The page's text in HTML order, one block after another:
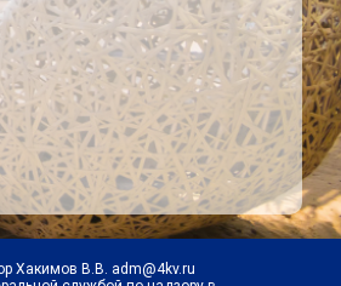
Хакимов В.В. adm@4kv.ru